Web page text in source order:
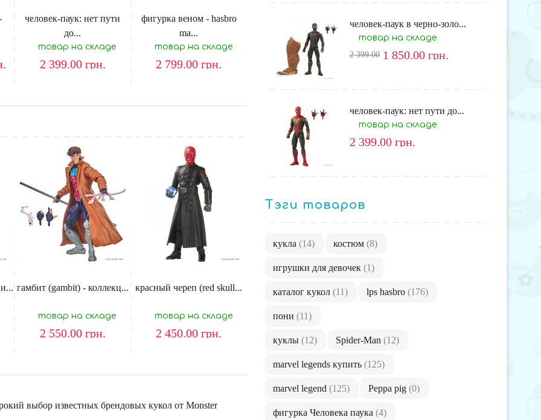
человек-паук: нет пути
до...
товар на складе
2 399.00 грн.
фигурка веном - hasbro
ma...
товар на складе
2 799.00грн.
гамбит (gambit) - коллекц...
товар на складе
2 550.00 грн.
красный череп (red skull...
товар на складе
2 450.00грн.
выбор известных брендовых кукол от Monster
человек-паук в черно-золо...
товар на складе
2 399.00 1 850.00 грн.
человек-паук: нет пути до...
товар на складе
2 399.00 грн.
Тэги товаров
кукла (14) костюм (8)
игрушки для девочек (1)
каталог кукол (11) lps hasbro (176)
пони (11)
куклы (12) Spider-Man (12)
marvel legends купить (125)
marvel legend (125) Peppa pig (0)
фигурка Человека паука (4)